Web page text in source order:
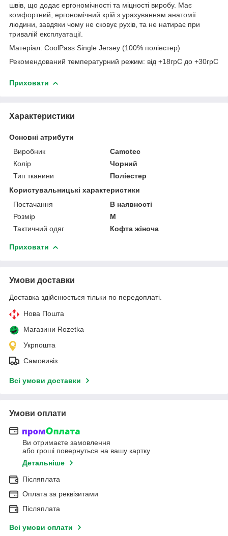
швів, що додає ергономічності та міцності виробу. Має
комфортний, ергономічний крій з урахуванням анатомії
людини, завдяки чому не сковує рухів, та не натирає при
тривалій експлуатації.
Матеріал: CoolPass Single Jersey (100% поліестер)
Рекомендований температурний режим: від +18грC до +30грC
Приховати
Характеристики
Основні атрибути
Виробник
Camotec
Колір
Чорний
Тип тканини
Поліестер
Користувальницькі характеристики
Постачання
В наявності
Розмір
M
Тактичний одяг
Кофта жіноча
Приховати
Умови доставки
Доставка здійснюється тільки по передоплаті.
Нова Пошта
Магазини Rozetka
Укрпошта
Самовивіз
Всі умови доставки
Умови оплати
Ви отримаєте замовлення
або гроші повернуться на вашу картку
Детальніше
Післяплата
Оплата за реквізитами
Післяплата
Всі умови оплати